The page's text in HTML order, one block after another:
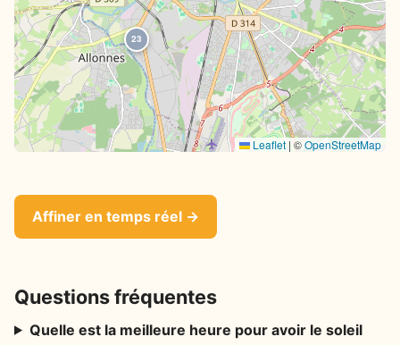
23
Leaflet | ©OpenStreetMap
Affiner en temps réel →
Questions fréquentes
Quelle est la meilleure heure pour avoir le soleil